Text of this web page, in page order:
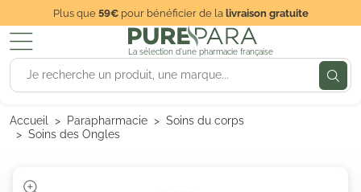
Plus que59€pour bénéficier de lalivraison gratuite
La sélection d'une pharmacie française
Accueil Parapharmacie
Soins du corps
Soins des Ongles